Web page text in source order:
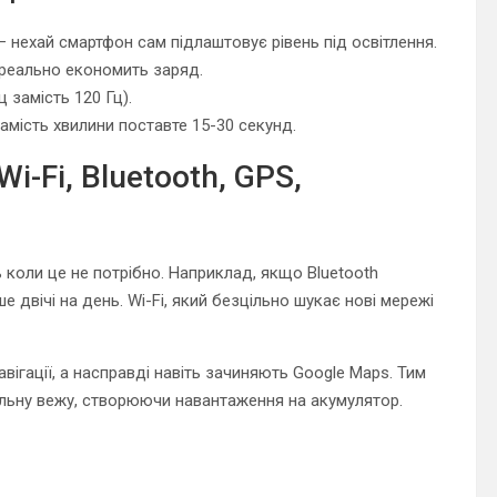
смартфон сам підлаштовує рівень під освітлення.
економить заряд.
замість 120 Гц).
хвилини поставте 15-30 секунд.
Fi, Bluetooth, GPS,
коли це не потрібно. Наприклад, якщо Bluetooth
на день. Wi-Fi, який безцільно шукає нові мережі
а насправді навіть зачиняють Google Maps. Тим
вежу, створюючи навантаження на акумулятор.